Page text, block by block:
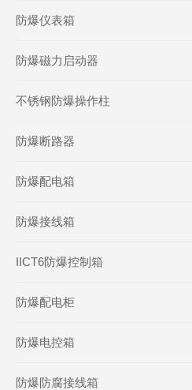
防爆仪表箱
防爆磁力启动器
不锈钢防爆操作柱
防爆断路器
防爆配电箱
防爆接线箱
IICT6防爆控制箱
防爆配电柜
防爆电控箱
防爆防腐接线箱